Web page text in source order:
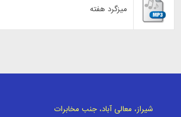
میزگرد هفته
شیراز، معالی آباد، جنب مخابرات